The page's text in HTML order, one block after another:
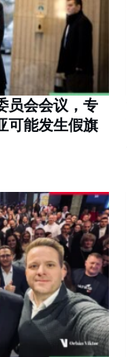
员会会议，专
可能发生假旗